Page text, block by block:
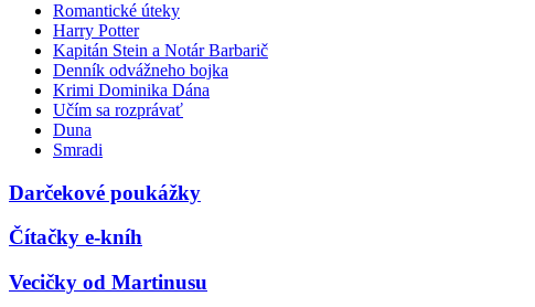
Romantické úteky
Harry Potter
Kapitán Stein a Notár Barbarič
Denník odvážneho bojka
Krimi Dominika Dána
Učím sa rozprávať
Duna
Smradi
Darčekové poukážky
Čítačky e-kníh
Vecičky od Martinusu